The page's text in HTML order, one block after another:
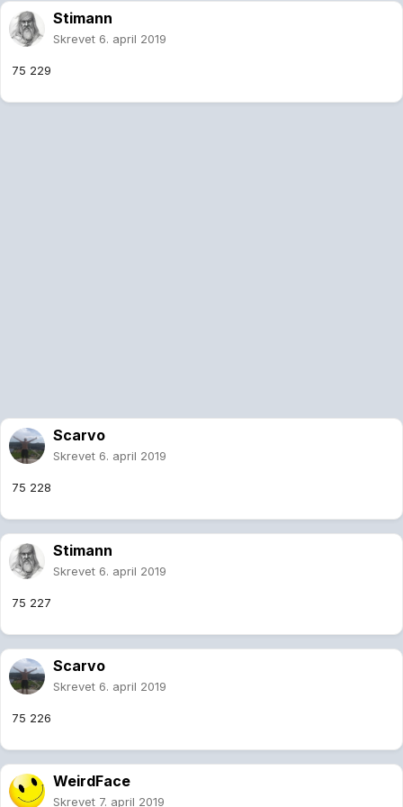
Stimann
Skrevet 6. april 2019
75 229
Scarvo
Skrevet 6. april 2019
75 228
Stimann
Skrevet 6. april 2019
75 227
Scarvo
Skrevet 6. april 2019
75 226
WeirdFace
Skrevet 7. april 2019